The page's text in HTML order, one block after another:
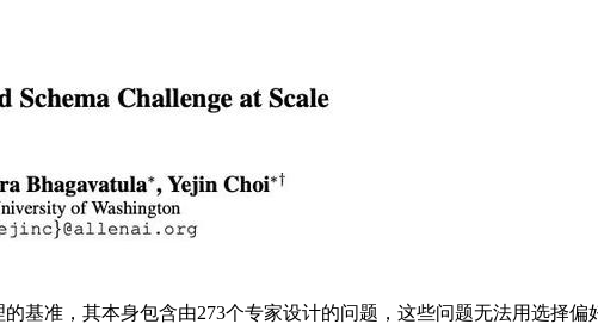
基准，其本身包含由273个专家设计的问题，这些问题无法用选择偏